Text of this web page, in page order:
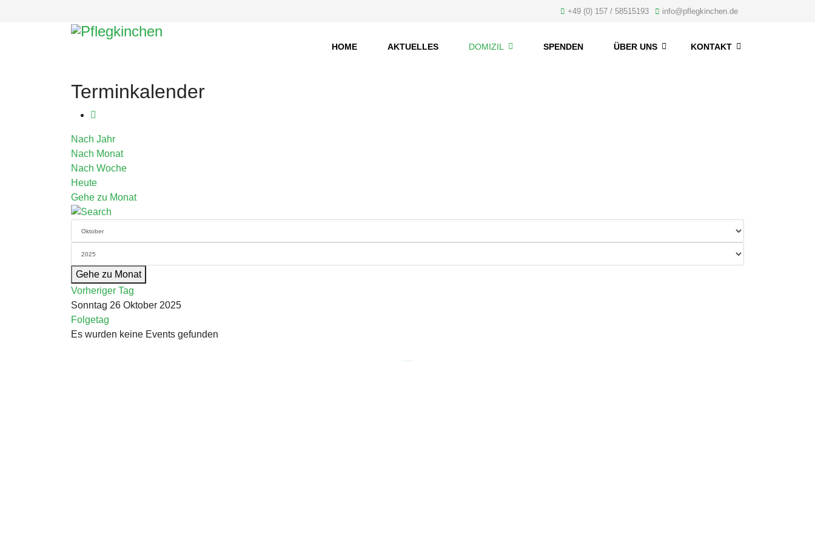
+49 (0) 157 / 58515193 info@pflegkinchen.de
HOME AKTUELLES DOMIZIL SPENDEN ÜBER UNS KONTAKT
Terminkalender
Nach Jahr
Nach Monat
Nach Woche
Heute
Gehe zu Monat
Gehe zu Monat
Vorheriger Tag
Sonntag 26 Oktober 2025
Folgetag
Es wurden keine Events gefunden